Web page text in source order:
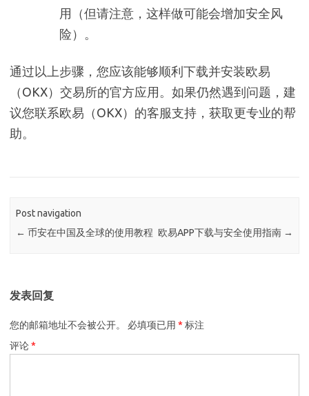
用（但请注意，这样做可能会增加安全风
险）。
通过以上步骤，您应该能够顺利下载并安装欧易
（OKX）交易所的官方应用。如果仍然遇到问题，建
议您联系欧易（OKX）的客服支持，获取更专业的帮
助。
Post navigation
← 币安在中国及全球的使用教程 欧易APP下载与安全使用指南 →
发表回复
您的邮箱地址不会被公开。 必填项已用 * 标注
评论*